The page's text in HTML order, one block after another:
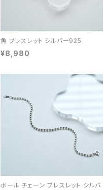
魚 ブレスレット シルバー925
¥8,980
ボール チェーン ブレスレット シルバ